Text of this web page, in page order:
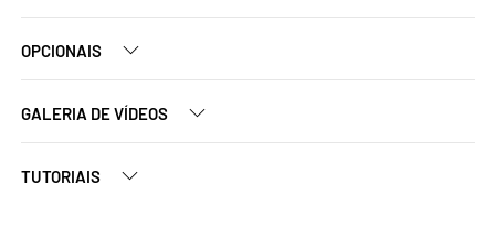
OPCIONAIS
GALERIA DE VÍDEOS
TUTORIAIS